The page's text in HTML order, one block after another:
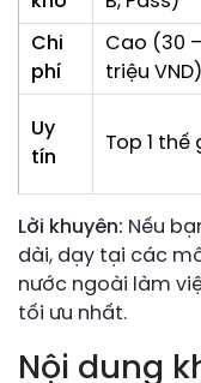
Chi
phí
Cao (30
triệu VND)
Uy
tín
Top 1 thế
Lời khuyên: Nếu
dài, dạy tại các
nước ngoài làm
tối ưu nhất.
Nội dung